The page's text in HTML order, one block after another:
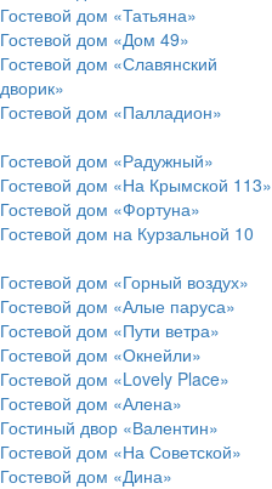
Гостевой дом «Татьяна»
Гостевой дом «Дом 49»
Гостевой дом «Славянский
дворик»
Гостевой дом «Палладион»
Гостевой дом «Радужный»
Гостевой дом «На Крымской 113»
Гостевой дом «Фортуна»
Гостевой дом на Курзальной 10
Гостевой дом «Горный воздух»
Гостевой дом «Алые паруса»
Гостевой дом «Пути ветра»
Гостевой дом «Окнейли»
Гостевой дом «Lovely Place»
Гостевой дом «Алена»
Гостиный двор «Валентин»
Гостевой дом «На Советской»
Гостевой дом «Дина»